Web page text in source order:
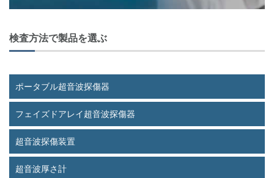
ョ
ン
検査方法で製品を選ぶ
ポータブル超音波探傷器
フェイズドアレイ超音波探傷器
超音波探傷装置
超音波厚さ計